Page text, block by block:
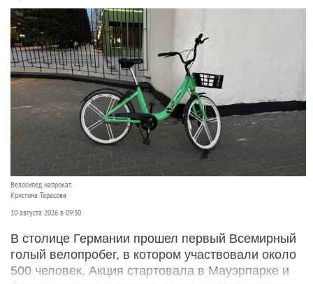
Велосипед напрокат.
Кристина Тарасова
10 августа 2026 в 09:30
В столице Германии прошел первый Всемирный
голый велопробег, в котором участвовали около
500 человек. Акция стартовала в Мауэрпарке и